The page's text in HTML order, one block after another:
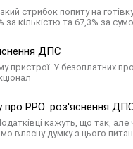
стрибок попиту на
кількістю та 67,3% за
ДПС
У безоплатних
РРО: роз'яснення ДПС
кажуть, що так, але
власну думку з цього